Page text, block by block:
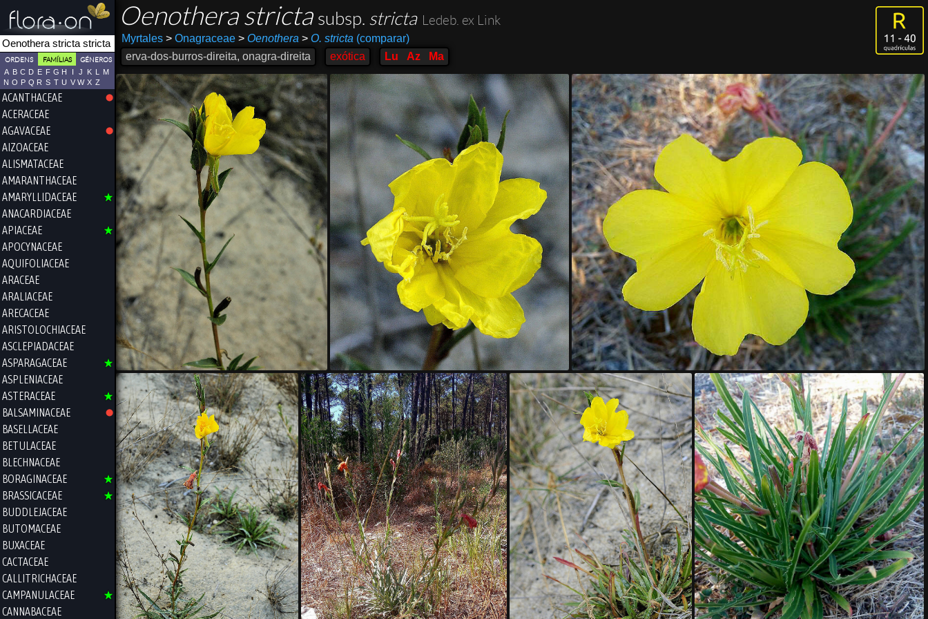
ORDENS FAMÍLIAS GÉNEROS
A B C D E F G H I J K L
M
N O P Q R S T U V W X Z
ACANTHACEAE
ACERACEAE
AGAVACEAE
AIZOACEAE
ALISMATACEAE
AMARANTHACEAE
AMARYLLIDACEAE
ANACARDIACEAE
APIACEAE
APOCYNACEAE
AQUIFOLIACEAE
ARACEAE
ARALIACEAE
ARECACEAE
ARISTOLOCHIACEAE
ASCLEPIADACEAE
ASPARAGACEAE
ASPLENIACEAE
ASTERACEAE
BALSAMINACEAE
BASELLACEAE
BETULACEAE
BLECHNACEAE
BORAGINACEAE
BRASSICACEAE
BUDDLEJACEAE
BUTOMACEAE
BUXACEAE
CACTACEAE
CALLITRICHACEAE
CAMPANULACEAE
CANNABACEAE
Oenothera stricta subsp. stricta Ledeb. ex Link
Myrtales >Onagraceae > Oenothera > O. stricta (comparar)
erva-dos-burros-direita, onagra-direita
exótica Lu Az Ma